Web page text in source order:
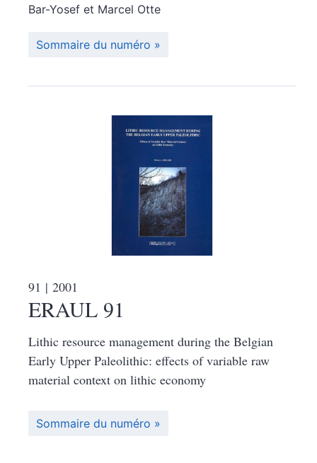
Bar-Yosef et Marcel Otte
Sommaire du numéro
91 | 2001
ERAUL 91
Lithic resource management during the Belgian
Early Upper Paleolithic: effects of variable raw
material context on lithic economy
Sommaire du numéro